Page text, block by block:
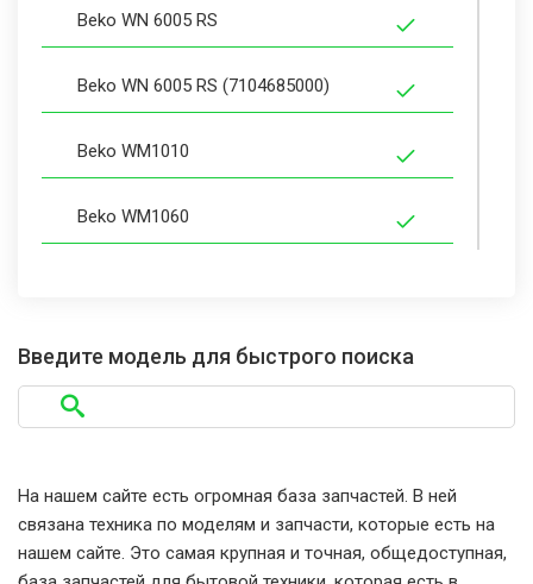
Beko WN 6005 RS
Beko WN 6005 RS (7104685000)
Beko WM1010
Beko WM1060
Beko WM1210
Beko WM1260
Beko WM6110
Введите модель для быстрого поиска
На нашем сайте есть огромная база запчастей. В ней
связана техника по моделям и запчасти, которые есть на
нашем сайте. Это самая крупная и точная, общедоступная,